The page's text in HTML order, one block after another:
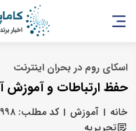
اسکای روم در بحران اینترنت
حفظ ارتباطات و آموزش
خانه آموزش کد مطلب: ۳۶۱۹۹۸
تحریریه